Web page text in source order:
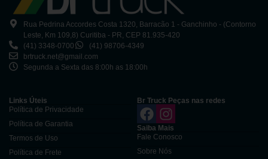
Rua Pedrina Accordes Costa 1320, Barracão 1 - Ganchinho - (Contorno
Leste, Km 109,8) Curitiba - PR, CEP 81.935-420
(41) 3348-0700
(41) 98706-4349
brtruck.net@gmail.com
Segunda a Sexta das 8:00h as 18:00h
Links Úteis
Política de Privacidade
Política de Garantia
Termos de Uso
Política de Frete
Br Truck Peças nas redes
Saiba Mais
Fale Conosco
Sobre Nós